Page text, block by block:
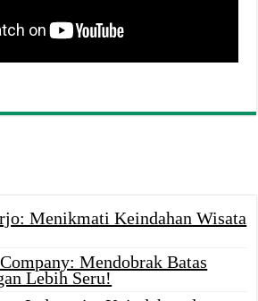
Menikmati Keindahan Wisata
Mendobrak Batas
Lebih Seru!